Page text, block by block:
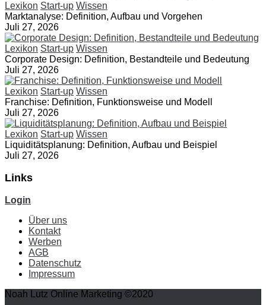
Lexikon Start-up Wissen
Marktanalyse: Definition, Aufbau und Vorgehen
Juli 27, 2026
Lexikon Start-up Wissen
Corporate Design: Definition, Bestandteile und Bedeutung
Juli 27, 2026
Lexikon Start-up Wissen
Franchise: Definition, Funktionsweise und Modell
Juli 27, 2026
Lexikon Start-up Wissen
Liquiditätsplanung: Definition, Aufbau und Beispiel
Juli 27, 2026
Links
Login
Über uns
Kontakt
Werben
AGB
Datenschutz
Impressum
Noah Lutz Online Marketing ©2020